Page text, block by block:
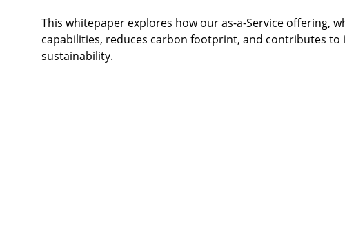
This whitepaper explores how our as-a-Service offering,
capabilities, reduces carbon footprint, and contributes
sustainability.